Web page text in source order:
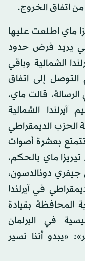
ماي اطلعت عليها
يريد فرض حدود
الشمالية وباقي
إلى اتفاق
قالت ماي،
الشمالية
الحزب الديمقراطي
تتمتع بعشرة أصوات
ماي بالحكم،
جيفري دونالدسون،
في آيرلندا
المحافظة بقيادة
في البرلمان
«يبدو أننا نسير